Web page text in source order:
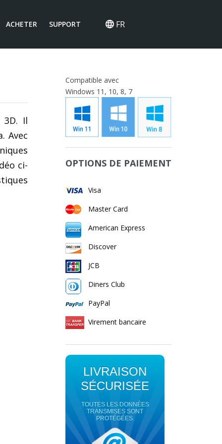
ACHETER SUPPORT FR
3D. Il
Avec
ci-
Compatible avec
Windows 11, 10, 8, 7
OPTIONS DE PAIEMENT
Visa
Master Card
American Express
Discover
JCB
Diners Club
PayPal
Virement bancaire
LIVRAISON
SÉCURISÉE
TOUTES LES DONNÉES
TRANSMISES SONT
PROTÉGÉES.